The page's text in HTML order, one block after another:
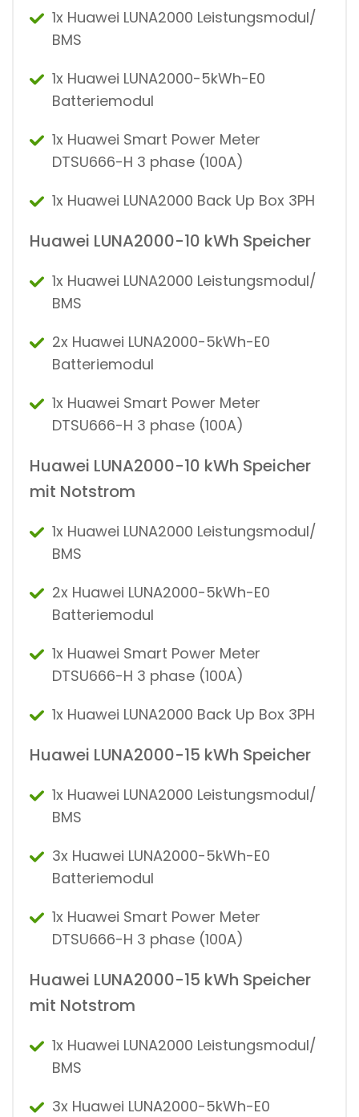
1x Huawei LUNA2000 Leistungsmodul/
BMS
1x Huawei LUNA2000-5kWh-E0
Batteriemodul
1x Huawei Smart Power Meter
DTSU666-H 3 phase (100A)
1x Huawei LUNA2000 Back Up Box 3PH
Huawei LUNA2000-10 kWh Speicher
1x Huawei LUNA2000 Leistungsmodul/
BMS
2x Huawei LUNA2000-5kWh-E0
Batteriemodul
1x Huawei Smart Power Meter
DTSU666-H 3 phase (100A)
Huawei LUNA2000-10 kWh Speicher
mit Notstrom
1x Huawei LUNA2000 Leistungsmodul/
BMS
2x Huawei LUNA2000-5kWh-E0
Batteriemodul
1x Huawei Smart Power Meter
DTSU666-H 3 phase (100A)
1x Huawei LUNA2000 Back Up Box 3PH
Huawei LUNA2000-15 kWh Speicher
1x Huawei LUNA2000 Leistungsmodul/
BMS
3x Huawei LUNA2000-5kWh-E0
Batteriemodul
1x Huawei Smart Power Meter
DTSU666-H 3 phase (100A)
Huawei LUNA2000-15 kWh Speicher
mit Notstrom
1x Huawei LUNA2000 Leistungsmodul/
BMS
3x Huawei LUNA2000-5kWh-E0